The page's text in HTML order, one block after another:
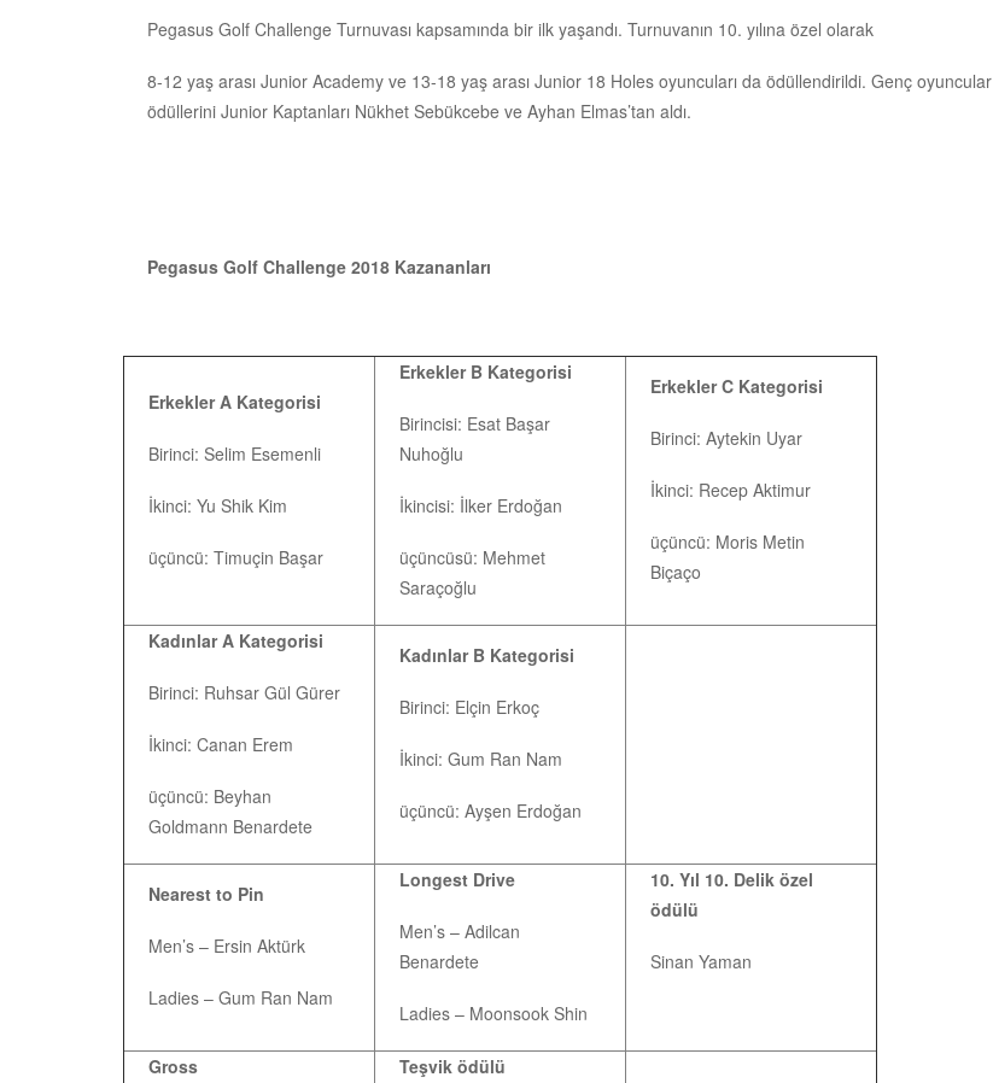
Pegasus Golf Challenge Turnuvası kapsamında bir ilk yaşandı. Turnuvanın 10. yılına özel olarak
8-12 yaş arası Junior Academy ve 13-18 yaş arası Junior 18 Holes oyuncuları da ödüllendirildi. Genç oyuncular
ödüllerini Junior Kaptanları Nükhet Sebükcebe ve Ayhan Elmas’tan aldı.
Pegasus Golf Challenge 2018 Kazananları
Erkekler A Kategorisi
Birinci: Selim Esemenli
İkinci: Yu Shik Kim
üçüncü: Timuçin Başar
Erkekler B Kategorisi
Birincisi: Esat Başar
Nuhoğlu
İkincisi: İlker Erdoğan
üçüncüsü: Mehmet
Saraçoğlu
Erkekler C Kategorisi
Birinci: Aytekin Uyar
İkinci: Recep Aktimur
üçüncü: Moris Metin
Biçaço
Kadınlar A Kategorisi
Birinci: Ruhsar Gül Gürer
İkinci: Canan Erem
üçüncü: Beyhan
Goldmann Benardete
Kadınlar B Kategorisi
Birinci: Elçin Erkoç
İkinci: Gum Ran Nam
üçüncü: Ayşen Erdoğan
Nearest to Pin
Men’s – Ersin Aktürk
Ladies – Gum Ran Nam
Longest Drive
Men’s – Adilcan
Benardete
Ladies – Moonsook Shin
10. Yıl 10. Delik özel
ödülü
Sinan Yaman
Gross Teşvik ödülü